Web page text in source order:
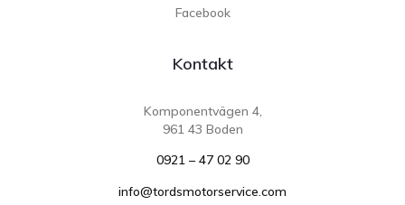
Facebook
Kontakt
Komponentvägen 4,
961 43 Boden
0921 – 47 02 90
info@tordsmotorservice.com